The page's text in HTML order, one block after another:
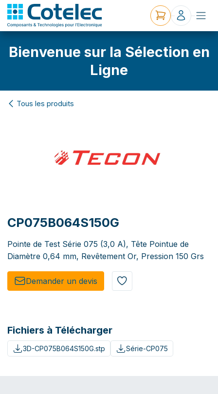
Bienvenue sur la Sélection en
Ligne
Tous les produits
CP075B064S150G
Pointe de Test Série 075 (3,0 A), Tête Pointue de
Diamètre 0,64 mm, Revêtement Or, Pression 150 Grs
Demander un de​​vis​​
Fichiers à Télécharger
3D-CP075B064S150G.stp Série-CP075